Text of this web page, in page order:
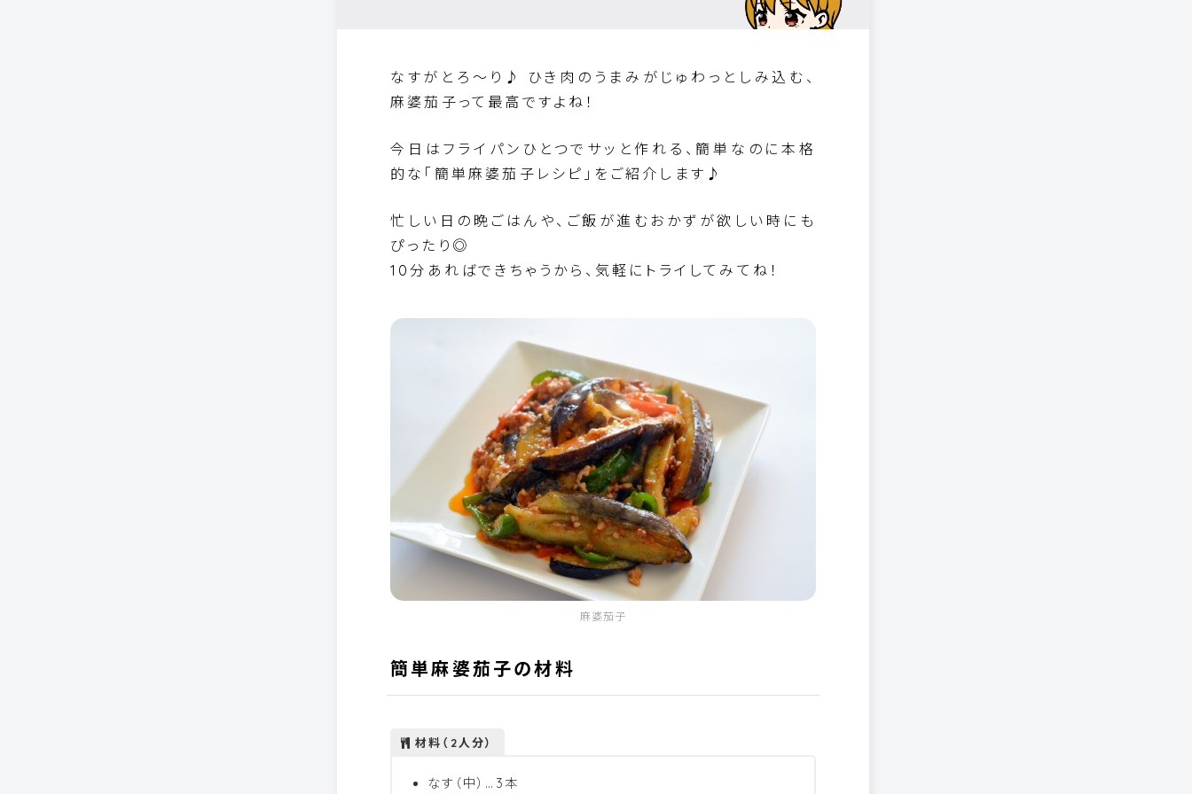
なすがとろ〜り♪ ひき肉のうまみがじゅわっとしみ込む、
麻婆茄子って最高ですよね！
今日はフライパンひとつでサッと作れる、簡単なのに本格
的な「簡単麻婆茄子レシピ」をご紹介します♪
忙しい日の晩ごはんや、ご飯が進むおかずが欲しい時にも
ぴったり◎
10分あればできちゃうから、気軽にトライしてみてね！
麻婆茄子
簡単麻婆茄子の材料
材料（2人分）
なす（中）…3本